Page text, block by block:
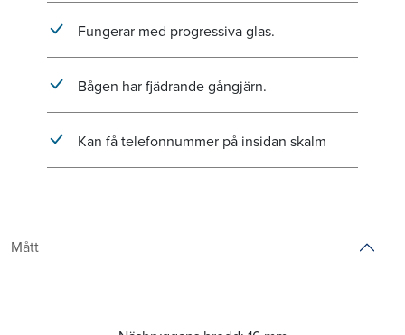
Fungerar med progressiva glas.
Bågen har fjädrande gångjärn.
Kan få telefonnummer på insidan skalm
Mått